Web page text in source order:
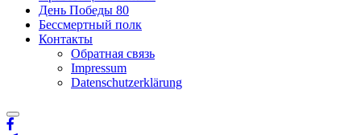
День Победы 80
Бессмертный полк
Контакты
Обратная связь
Impressum
Datenschutzerklärung